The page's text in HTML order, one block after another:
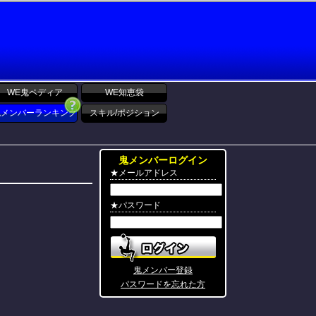
WE鬼ペディア WE知恵袋
ンバーランキング スキル/ポジション
鬼メンバーログイン
★メールアドレス
★パスワード
鬼メンバー登録
パスワードを忘れた方